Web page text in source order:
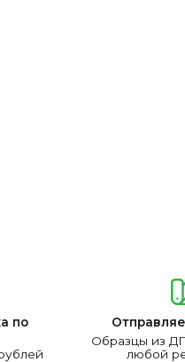
по
Образцы из
любой